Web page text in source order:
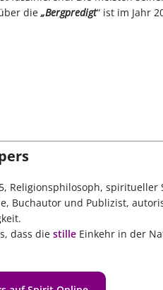
die„Bergpredigt“ ist im Jahr
Religionsphilosoph, spiritueller
Buchautor und Publizist,
dass die stilleEinkehr in der